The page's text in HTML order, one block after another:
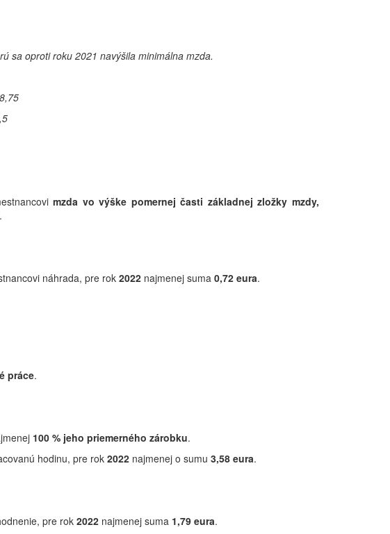
sa oproti roku 2021 navýšila minimálna mzda.
mzda vo výške pomernej časti základnej zložky mzdy,
.
náhrada, pre rok2022 najmenej suma 0,72 eura.
práce.
100 % jeho priemerného zárobku.
hodinu, pre rok 2022 najmenej o sumu 3,58 eura.
pre rok 2022 najmenej suma 1,79 eura.